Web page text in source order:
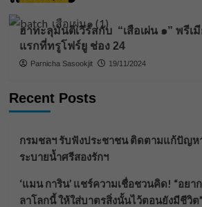
ฮาทะลุมันติเวิร์สกับ “เสือเผ่น ๑” พรีเ
แรกที่ทรูโฟร์ยู ช่อง 24
Parnicha Sasookjit 19/11/2024
Recent Posts
กรมชลฯ รับฟังประชาชน ติดตามแก้ปัญห
ระบายน้ำศรีสองรักฯ
‘แมน การิน’ แชร์ความเชื่อชวนคิด! “อยา
ลาโลกนี้ ให้ใส่บาตรสิ่งนั้นไว้ตอนยังมีชีวิต”